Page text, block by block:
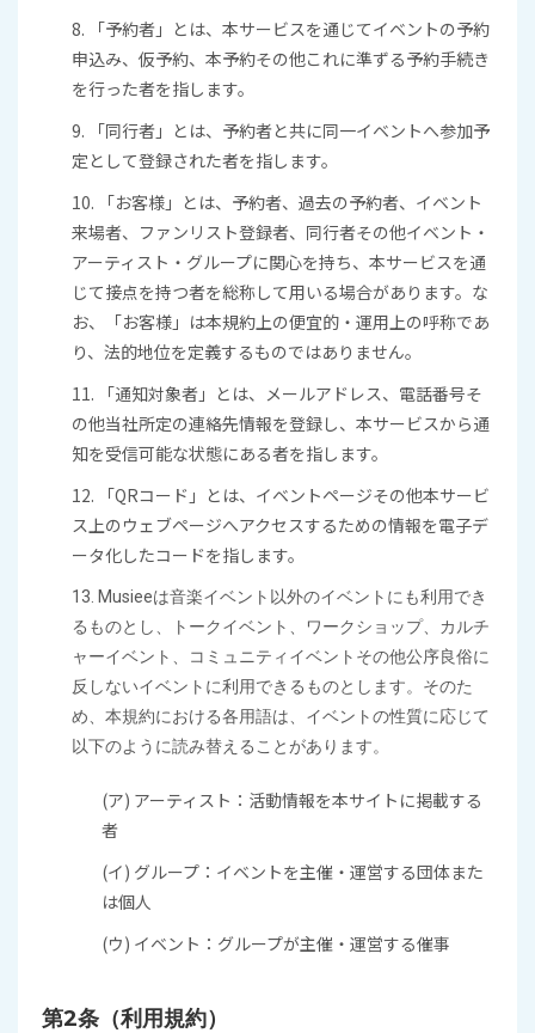
8. 「予約者」とは、本サービスを通じてイベントの予約
申込み、仮予約、本予約その他これに準ずる予約手続き
を行った者を指します。
9. 「同行者」とは、予約者と共に同一イベントへ参加予
定として登録された者を指します。
10. 「お客様」とは、予約者、過去の予約者、イベント
来場者、ファンリスト登録者、同行者その他イベント・
アーティスト・グループに関心を持ち、本サービスを通
じて接点を持つ者を総称して用いる場合があります。な
お、「お客様」は本規約上の便宜的・運用上の呼称であ
り、法的地位を定義するものではありません。
11. 「通知対象者」とは、メールアドレス、電話番号そ
の他当社所定の連絡先情報を登録し、本サービスから通
知を受信可能な状態にある者を指します。
12. 「QRコード」とは、イベントページその他本サービ
ス上のウェブページへアクセスするための情報を電子デ
ータ化したコードを指します。
13. Musieeは音楽イベント以外のイベントにも利用でき
るものとし、トークイベント、ワークショップ、カルチ
ャーイベント、コミュニティイベントその他公序良俗に
反しないイベントに利用できるものとします。そのた
め、本規約における各用語は、イベントの性質に応じて
以下のように読み替えることがあります。
(ア) アーティスト：活動情報を本サイトに掲載する
者
(イ) グループ：イベントを主催・運営する団体また
は個人
(ウ) イベント：グループが主催・運営する催事
第2条（利用規約）